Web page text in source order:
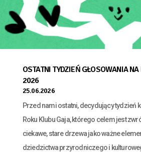
OSTATNI TYDZIEŃ GŁOSOWANIA NA
2026
25.06.2026
Przed nami ostatni, decydujący tydzień
Roku Klubu Gaja, którego celem jest
ciekawe, stare drzewa jako ważne
dziedzictwa przyrodniczego i